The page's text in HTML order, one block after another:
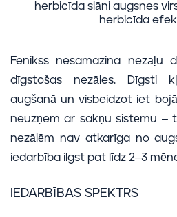
herbicīda slāni augsnes
herbicīda
Fenikss nesamazina nezāļu
dīgstošas nezāles. Dīgsti
augšanā un visbeidzot iet
neuzņem ar sakņu sistēmu –
nezālēm nav atkarīga no
iedarbība ilgst pat līdz 2–3
IEDARBĪBAS SPEKTRS